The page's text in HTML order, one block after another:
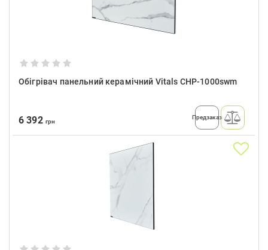
Обігрівач панельний керамічний Vitals CHP-1000swm
6 392 грн
Предзаказ